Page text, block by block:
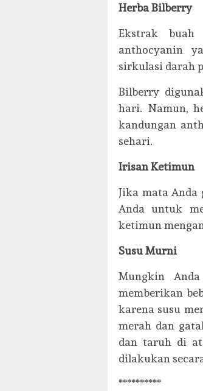
Herba Bilberry
Ekstrak buah
anthocyanin
sirkulasi darah
Bilberry
hari. Namun,
kandungan
sehari.
Irisan Ketimun
Jika mata
Anda untuk
ketimun
Susu Murni
Mungkin
memberikan
karena susu
merah dan
dan taruh di
dilakukan
**********